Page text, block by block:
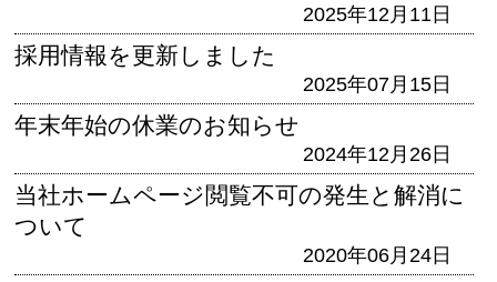
2025年12月11日
採用情報を更新しました
2025年07月15日
年末年始の休業のお知らせ
2024年12月26日
当社ホームページ閲覧不可の発生と解消に
ついて
2020年06月24日